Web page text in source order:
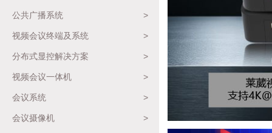
公共广播系统 >
视频会议终端及系统 >
分布式显控解决方案 >
视频会议一体机 >
会议系统 >
会议摄像机 >